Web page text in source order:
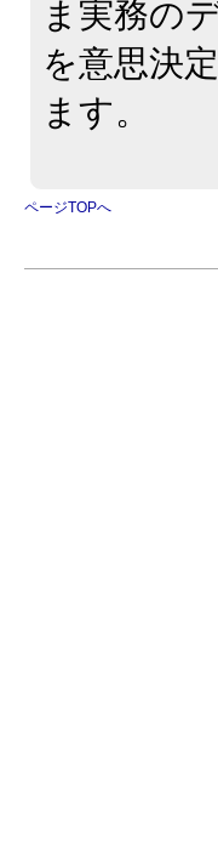
ま実務の
を意思決
ます。
ページTOPへ